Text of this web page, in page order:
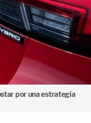
por una estrategia